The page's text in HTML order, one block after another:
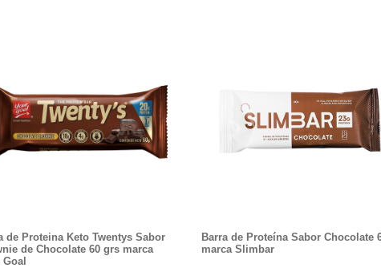
de Proteina Keto Twentys Sabor
de Chocolate 60 grs marca
Barra de Proteína Sabor Chocolate
marca Slimbar